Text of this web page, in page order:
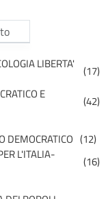
LIBERTA'
(17)
E
(42)
DEMOCRATICO (12)
L'ITALIA-
(16)